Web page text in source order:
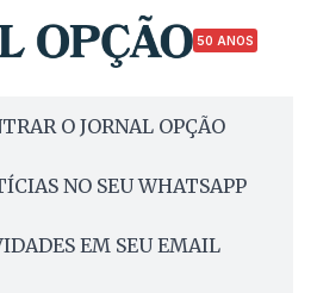
50 ANOS
O JORNAL OPÇÃO
NO SEU WHATSAPP
EM SEU EMAIL